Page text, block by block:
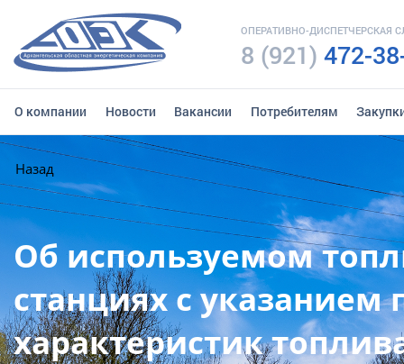
ОПЕРАТИВНО-ДИСПЕТЧЕРСКАЯ
8 (921) 472-
О компании Новости Вакансии Потребителям
Назад
Об используемом
станциях с указанием
характеристик